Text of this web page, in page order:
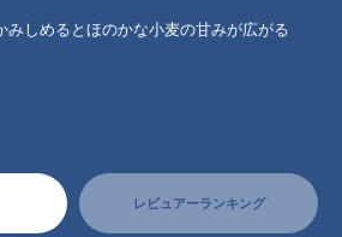
みしめるとほのかな小麦の甘みが広がる
レビュアーランキング